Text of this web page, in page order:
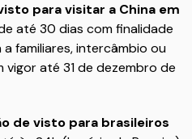
para visitar a China em
até 30 dias com finalidade
familiares, intercâmbio ou
até 31 de dezembro de
de visto para brasileiros